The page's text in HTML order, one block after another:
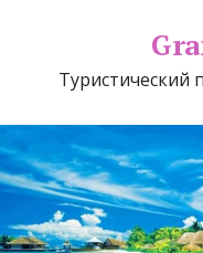
Туристический